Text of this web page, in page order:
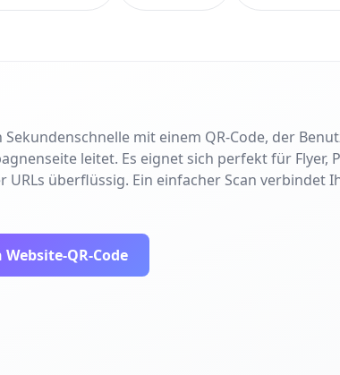
Sekundenschnelle mit einem QR-Code, der
leitet. Es eignet sich perfekt für Flyer,
URLs überflüssig. Ein einfacher Scan
QR-Code